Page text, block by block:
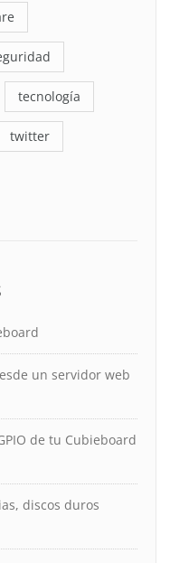
tecnología
twitter
un servidor web
de tu Cubieboard
discos duros